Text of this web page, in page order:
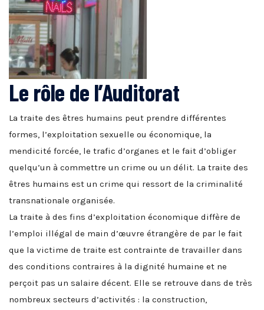
Le rôle de l’Auditorat
La traite des êtres humains peut prendre différentes
formes, l’exploitation sexuelle ou économique, la
mendicité forcée, le trafic d’organes et le fait d’obliger
quelqu’un à commettre un crime ou un délit. La traite des
êtres humains est un crime qui ressort de la criminalité
transnationale organisée.
La traite à des fins d’exploitation économique diffère de
l’emploi illégal de main d’œuvre étrangère de par le fait
que la victime de traite est contrainte de travailler dans
des conditions contraires à la dignité humaine et ne
perçoit pas un salaire décent. Elle se retrouve dans de très
nombreux secteurs d’activités : la construction,